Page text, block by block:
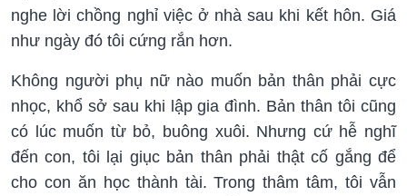
nghe lời chồng nghỉ việc ở nhà sau khi kết hôn. Giá
như ngày đó tôi cứng rắn hơn.
Không người phụ nữ nào muốn bản thân phải cực
nhọc, khổ sở sau khi lập gia đình. Bản thân tôi cũng
có lúc muốn từ bỏ, buông xuôi. Nhưng cứ hễ nghĩ
đến con, tôi lại giục bản thân phải thật cố gắng để
cho con ăn học thành tài. Trong thâm tâm, tôi vẫn